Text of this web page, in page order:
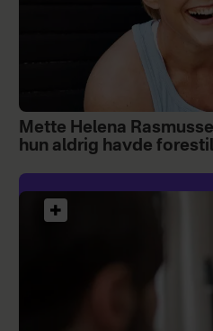
Mette Helena
hun aldrig havde